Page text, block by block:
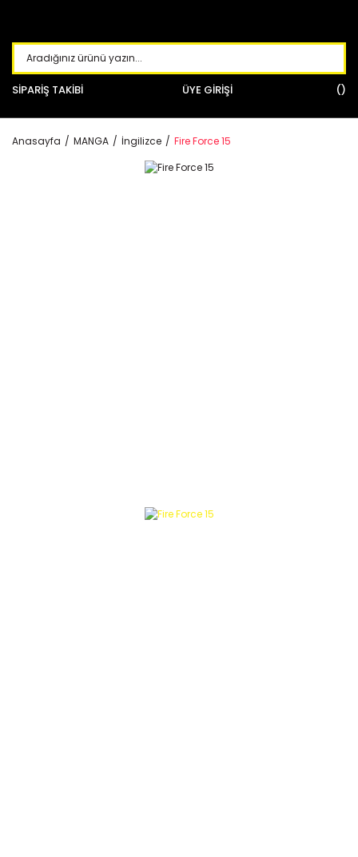
SİPARİŞ TAKİBİ ÜYE GİRİŞİ
Anasayfa MANGA İngilizce Fire Force 15